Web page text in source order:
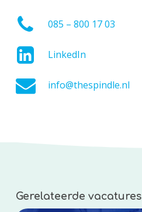
085 – 800 17 03
LinkedIn
info@thespindle.nl
Gerelateerde vacatures